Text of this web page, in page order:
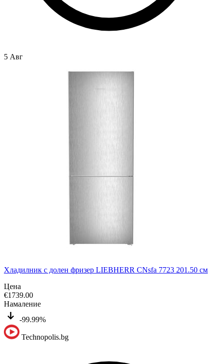
5 Авг
Хладилник с долен фризер LIEBHERR CNsfa 7723 201.50 см
Цена
€1739.00
Намаление
-99.99%
Technopolis.bg